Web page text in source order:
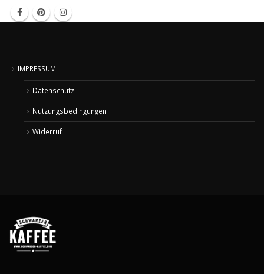
IMPRESSUM
Datenschutz
Nutzungsbedingungen
Widerruf